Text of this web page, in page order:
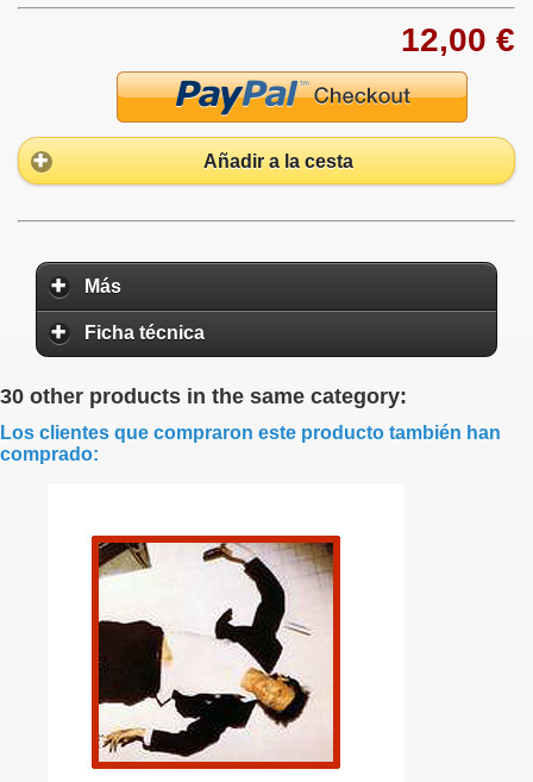
12,00 €
Añadir a la cesta
Más
Ficha técnica
30 other products in the same category:
Los clientes que compraron este producto también han
comprado: